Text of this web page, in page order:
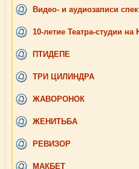
Видео- и аудиозаписи
10-летие Театра-студии
ПТИДЕПЕ
ТРИ ЦИЛИНДРА
ЖАВОРОНОК
ЖЕНИТЬБА
РЕВИЗОР
МАКБЕТ